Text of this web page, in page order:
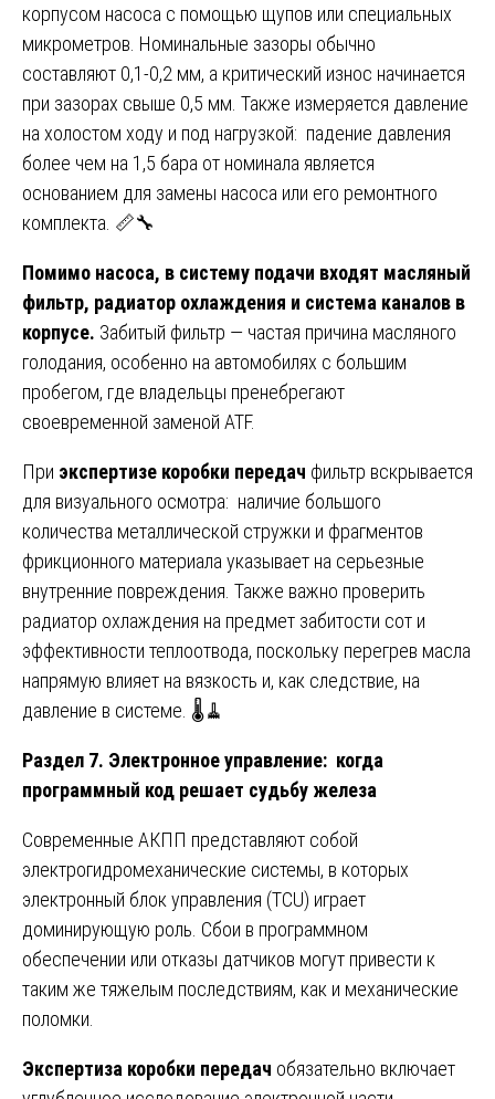
корпусом насоса с помощью щупов или специальных
микрометров. Номинальные зазоры обычно
составляют 0,1-0,2 мм, а критический износ начинается
при зазорах свыше 0,5 мм. Также измеряется давление
на холостом ходу и под нагрузкой: падение давления
более чем на 1,5 бара от номинала является
основанием для замены насоса или его ремонтного
комплекта. 📏🔧
Помимо насоса, в систему подачи входят масляный
фильтр, радиатор охлаждения и система каналов в
корпусе. Забитый фильтр — частая причина масляного
голодания, особенно на автомобилях с большим
пробегом, где владельцы пренебрегают
своевременной заменой ATF.
При экспертизе коробки передач фильтр вскрывается
для визуального осмотра: наличие большого
количества металлической стружки и фрагментов
фрикционного материала указывает на серьезные
внутренние повреждения. Также важно проверить
радиатор охлаждения на предмет забитости сот и
эффективности теплоотвода, поскольку перегрев масла
напрямую влияет на вязкость и, как следствие, на
давление в системе. 🌡️🧹
Раздел 7. Электронное управление: когда
программный код решает судьбу железа
Современные АКПП представляют собой
электрогидромеханические системы, в которых
электронный блок управления (TCU) играет
доминирующую роль. Сбои в программном
обеспечении или отказы датчиков могут привести к
таким же тяжелым последствиям, как и механические
поломки.
Экспертиза коробки передач обязательно включает